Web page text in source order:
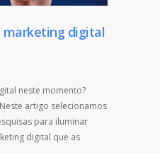
marketing digital
neste momento?
artigo selecionamos
para iluminar
digital que as